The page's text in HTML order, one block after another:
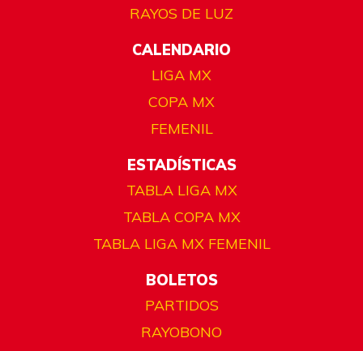
RAYOS DE LUZ
CALENDARIO
LIGA MX
COPA MX
FEMENIL
ESTADÍSTICAS
TABLA LIGA MX
TABLA COPA MX
TABLA LIGA MX FEMENIL
BOLETOS
PARTIDOS
RAYOBONO